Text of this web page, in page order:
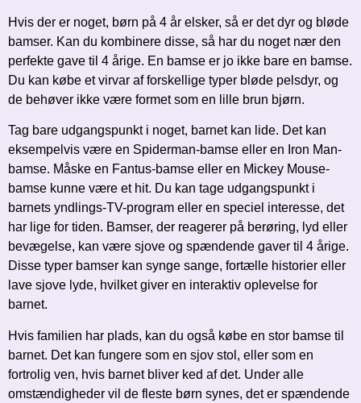
Hvis der er noget, børn på 4 år elsker, så er det dyr og bløde
bamser. Kan du kombinere disse, så har du noget nær den
perfekte gave til 4 årige. En bamse er jo ikke bare en bamse.
Du kan købe et virvar af forskellige typer bløde pelsdyr, og
de behøver ikke være formet som en lille brun bjørn.
Tag bare udgangspunkt i noget, barnet kan lide. Det kan
eksempelvis være en Spiderman-bamse eller en Iron Man-
bamse. Måske en Fantus-bamse eller en Mickey Mouse-
bamse kunne være et hit. Du kan tage udgangspunkt i
barnets yndlings-TV-program eller en speciel interesse, det
har lige for tiden. Bamser, der reagerer på berøring, lyd eller
bevægelse, kan være sjove og spændende gaver til 4 årige.
Disse typer bamser kan synge sange, fortælle historier eller
lave sjove lyde, hvilket giver en interaktiv oplevelse for
barnet.
Hvis familien har plads, kan du også købe en stor bamse til
barnet. Det kan fungere som en sjov stol, eller som en
fortrolig ven, hvis barnet bliver ked af det. Under alle
omstændigheder vil de fleste børn synes, det er spændende